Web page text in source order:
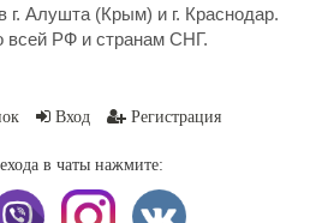
г. Алушта (Крым) и г. Краснодар.
всей РФ и странам СНГ.
Вход Регистрация
в чаты нажмите: